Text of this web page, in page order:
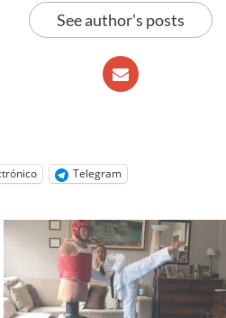
See author's posts
Telegram